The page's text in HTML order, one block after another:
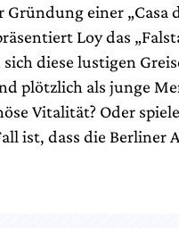
einer „Casa
Loy das
diese lustigen
plötzlich als junge
Vitalität? Oder
ist, dass die